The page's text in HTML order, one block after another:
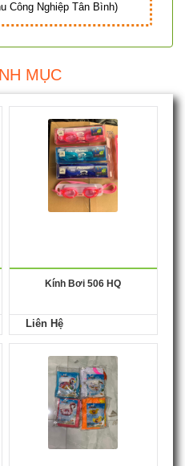
Công Nghiệp Tân Bình)
MỤC
Kính Bơi 506 HQ
Liên Hệ